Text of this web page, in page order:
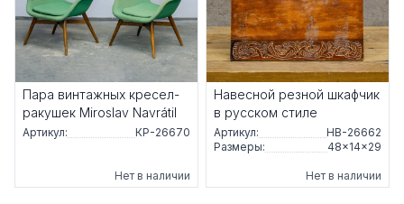
Пара винтажных кресел-
ракушек Miroslav Navrátil
Артикул: КР-26670
Нет в наличии
Навесной резной шкафчик
в русском стиле
Артикул:
НВ-26662
Размеры:
48×14×29
Нет в наличии